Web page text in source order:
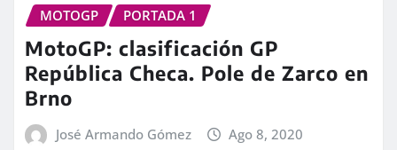
MOTOGP PORTADA 1
MotoGP: clasificación GP
República Checa. Pole de Zarco en
Brno
José Armando Gómez Ago 8, 2020